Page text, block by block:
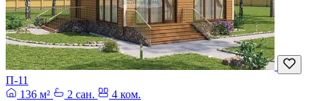
П-11
136 м²
2 сан.
4 ком.